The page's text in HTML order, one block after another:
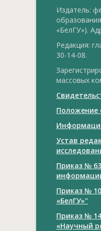
Издатель:
«БелГУ»).
Редакция:
30-14-08.
массовых
Положение
Устав
Приказ №
Приказ №
«БелГУ»"
Приказ №
«Научный